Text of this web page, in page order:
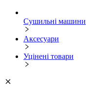
Сушильні машини
Аксесуари
Уцінені товари